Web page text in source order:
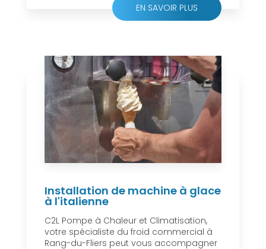
EN SAVOIR PLUS
Installation de machine à glace
à l'italienne
C2L Pompe à Chaleur et Climatisation,
votre spécialiste du froid commercial à
Rang-du-Fliers peut vous accompagner